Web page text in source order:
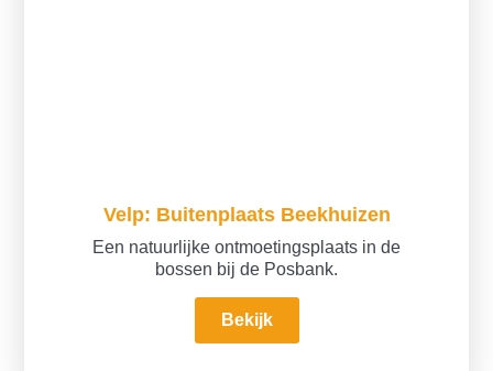
Velp: Buitenplaats Beekhuizen
Een natuurlijke ontmoetingsplaats in de
bossen bij de Posbank.
Bekijk